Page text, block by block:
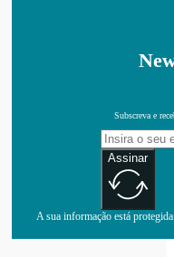
Subscreva e
Assinar
A sua informação está